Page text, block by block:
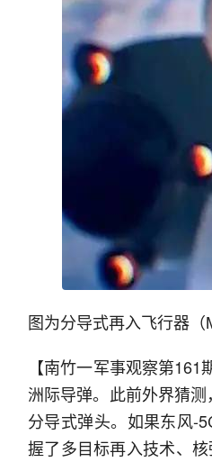
图为分导式再入飞行器（
【南竹一军事观察第
洲际导弹。此前外界猜
分导式弹头。如果东风-
握了多目标再入技术、